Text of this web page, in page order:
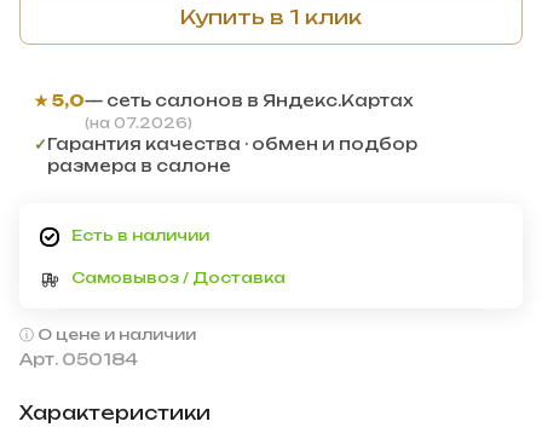
Арт. 050184
Характеристики
Купить в 1 клик
★ 5,0— сеть салонов в Яндекс.Картах
(на 07.2026)
✓Гарантия качества · обмен и подбор
размера в салоне
Есть в наличии
Самовывоз / Доставка
О цене и наличии